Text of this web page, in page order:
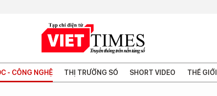
- CÔNG NGHỆ THỊ TRƯỜNG SỐ SHORT VIDEO THẾ GIỚI